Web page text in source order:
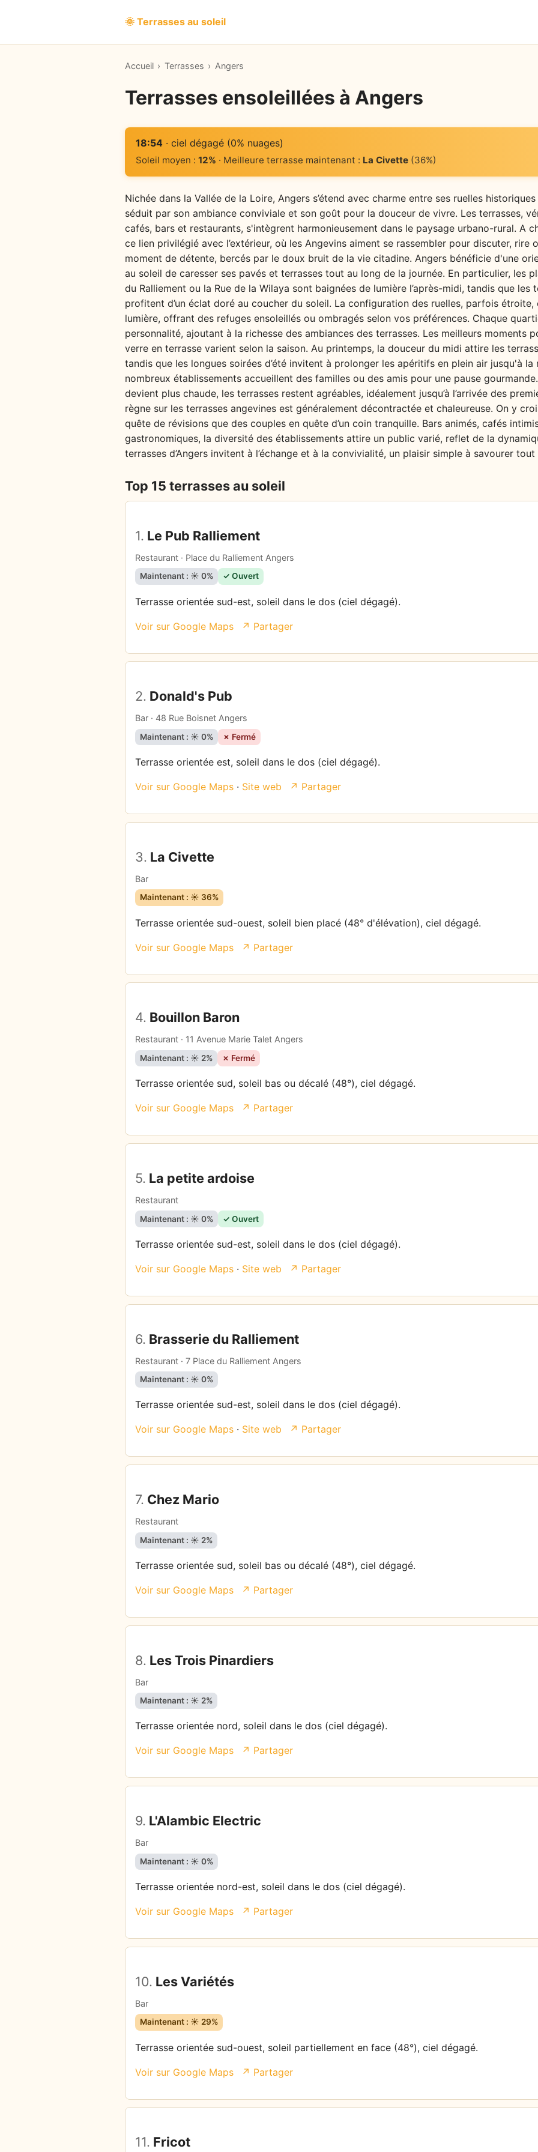
🌞 Terrasses au soleil
Accueil › Terrasses › Angers
Terrasses ensoleillées à Angers
18:54· ciel dégagé (0% nuages)
Soleil moyen : 12% · Meilleure terrasse maintenant : La Civette(36%)
Nichée dans la Vallée de la Loire, Angers s’étend avec charme entre ses ruelles
séduit par son ambiance conviviale et son goût pour la douceur de vivre. Les terrasses,
cafés, bars et restaurants, s'intègrent harmonieusement dans le paysage urbano-rural. A
ce lien privilégié avec l’extérieur, où les Angevins aiment se rassembler pour discuter, rire
moment de détente, bercés par le doux bruit de la vie citadine. Angers bénéficie d'une
au soleil de caresser ses pavés et terrasses tout au long de la journée. En particulier, les
du Ralliement ou la Rue de la Wilaya sont baignées de lumière l’après-midi, tandis que les
profitent d’un éclat doré au coucher du soleil. La configuration des ruelles, parfois étroite,
lumière, offrant des refuges ensoleillés ou ombragés selon vos préférences. Chaque
personnalité, ajoutant à la richesse des ambiances des terrasses. Les meilleurs moments
verre en terrasse varient selon la saison. Au printemps, la douceur du midi attire les
tandis que les longues soirées d’été invitent à prolonger les apéritifs en plein air jusqu'à la
nombreux établissements accueillent des familles ou des amis pour une pause
devient plus chaude, les terrasses restent agréables, idéalement jusqu’à l’arrivée des
règne sur les terrasses angevines est généralement décontractée et chaleureuse. On y
quête de révisions que des couples en quête d’un coin tranquille. Bars animés, cafés
gastronomiques, la diversité des établissements attire un public varié, reflet de la
terrasses d’Angers invitent à l’échange et à la convivialité, un plaisir simple à savourer tout
Top 15 terrasses au soleil
1. Le Pub Ralliement
Restaurant · Place du Ralliement Angers
Maintenant : ☀️ 0% ✓ Ouvert
Terrasse orientée sud-est, soleil dans le dos (ciel dégagé).
Voir sur Google Maps ↗ Partager
2. Donald's Pub
Bar · 48 Rue Boisnet Angers
Maintenant : ☀️ 0% ✗ Fermé
Terrasse orientée est, soleil dans le dos (ciel dégagé).
Voir sur Google Maps · Site web ↗ Partager
3. La Civette
Bar
Maintenant : ☀️ 36%
Terrasse orientée sud-ouest, soleil bien placé (48° d'élévation), ciel dégagé.
Voir sur Google Maps ↗ Partager
4. Bouillon Baron
Restaurant · 11 Avenue Marie Talet Angers
Maintenant : ☀️ 2% ✗ Fermé
Terrasse orientée sud, soleil bas ou décalé (48°), ciel dégagé.
Voir sur Google Maps ↗ Partager
5. La petite ardoise
Restaurant
Maintenant : ☀️ 0% ✓ Ouvert
Terrasse orientée sud-est, soleil dans le dos (ciel dégagé).
Voir sur Google Maps · Site web ↗ Partager
6. Brasserie du Ralliement
Restaurant · 7 Place du Ralliement Angers
Maintenant : ☀️ 0%
Terrasse orientée sud-est, soleil dans le dos (ciel dégagé).
Voir sur Google Maps · Site web ↗ Partager
7. Chez Mario
Restaurant
Maintenant : ☀️ 2%
Terrasse orientée sud, soleil bas ou décalé (48°), ciel dégagé.
Voir sur Google Maps ↗ Partager
8. Les Trois Pinardiers
Bar
Maintenant : ☀️ 2%
Terrasse orientée nord, soleil dans le dos (ciel dégagé).
Voir sur Google Maps ↗ Partager
9. L'Alambic Electric
Bar
Maintenant : ☀️ 0%
Terrasse orientée nord-est, soleil dans le dos (ciel dégagé).
Voir sur Google Maps ↗ Partager
10. Les Variétés
Bar
Maintenant : ☀️ 29%
Terrasse orientée sud-ouest, soleil partiellement en face (48°), ciel dégagé.
Voir sur Google Maps ↗ Partager
11. Fricot